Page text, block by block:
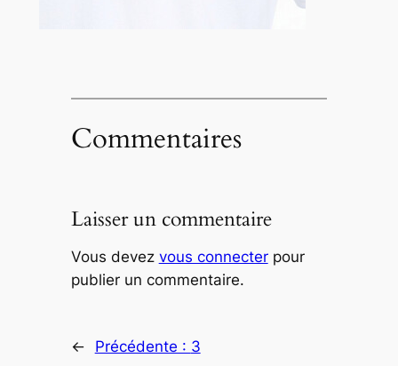
Commentaires
Laisser un commentaire
Vous devez vous connecterpour
publier un commentaire.
← Précédente : 3